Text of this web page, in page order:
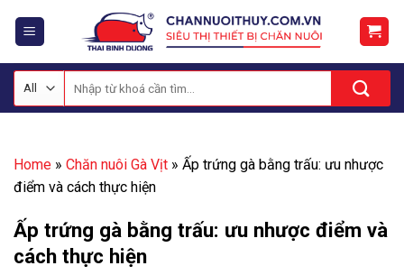
kiếm:
Home » Chăn nuôi Gà Vịt » Ấp trứng gà bằng trấu: ưu nhược
điểm và cách thực hiện
Ấp trứng gà bằng trấu: ưu nhược điểm và
cách thực hiện